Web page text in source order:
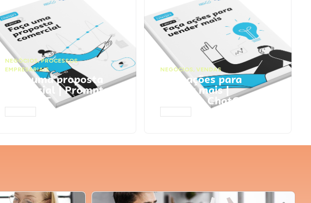
NEGÓCIOS,PROCESSOS
EMPRESARIAIS
Faça uma proposta
comercial | Prompts
ChatGPT
NEGÓCIOS, VENDAS
Faça ações para
vender mais |
Prompts ChatGPT